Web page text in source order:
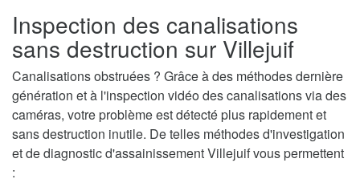
Inspection des canalisations
sans destruction sur Villejuif
Canalisations obstruées ? Grâce à des méthodes dernière
génération et à l'inspection vidéo des canalisations via des
caméras, votre problème est détecté plus rapidement et
sans destruction inutile. De telles méthodes d'investigation
et de diagnostic d'assainissement Villejuif vous permettent
: